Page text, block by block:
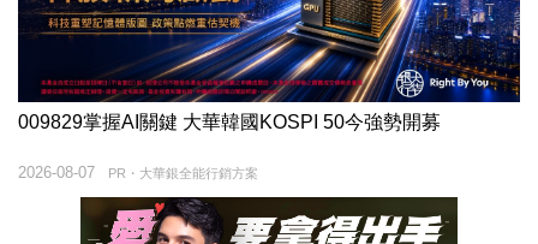
009829掌握AI關鍵 大華韓國KOSPI 50今強勢開募
PR・大華銀全能行銷方案
2026-08-07